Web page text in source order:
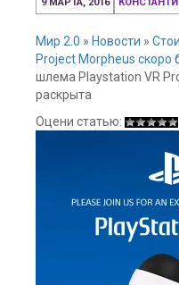
марта,
Мир 2.0 » Новости »
Project Morpheus скоро
шлема Playstation VR
раскрыта
Оцени статью: